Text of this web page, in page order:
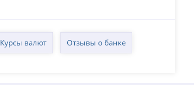
Курсы валют Отзывы о банке